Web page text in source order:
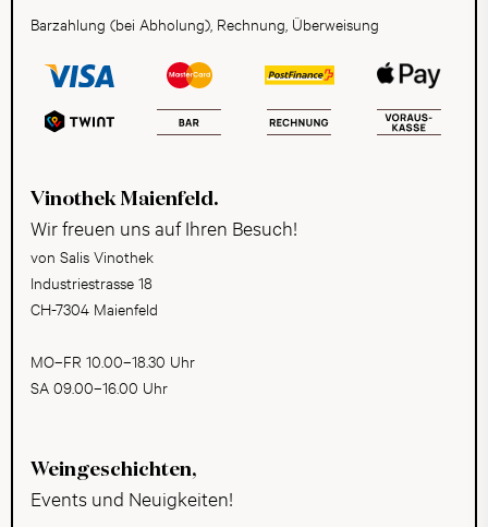
Barzahlung (bei Abholung), Rechnung, Überweisung
Vinothek Maienfeld.
Wir freuen uns auf Ihren Besuch!
von Salis Vinothek
Industriestrasse 18
CH-7304 Maienfeld
MO–FR 10.00–18.30 Uhr
SA 09.00–16.00 Uhr
Weingeschichten,
Events und Neuigkeiten!